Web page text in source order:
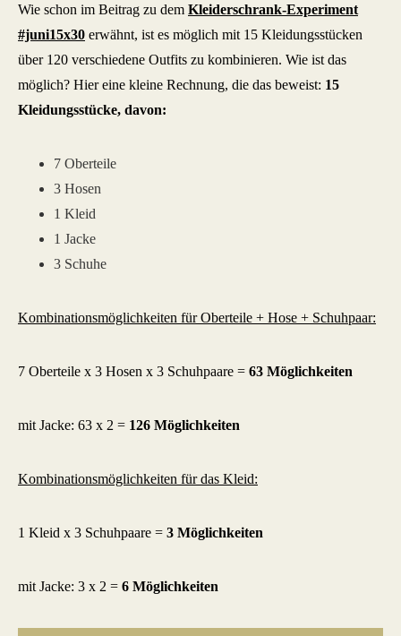
Wie schon im Beitrag zu dem Kleiderschrank-Experiment
#juni15x30 erwähnt, ist es möglich mit 15 Kleidungsstücken
über 120 verschiedene Outfits zu kombinieren. Wie ist das
möglich? Hier eine kleine Rechnung, die das beweist: 15
Kleidungsstücke, davon:
7 Oberteile
3 Hosen
1 Kleid
1 Jacke
3 Schuhe
Kombinationsmöglichkeiten für Oberteile + Hose + Schuhpaar:
7 Oberteile x 3 Hosen x 3 Schuhpaare = 63 Möglichkeiten
mit Jacke: 63 x 2 = 126 Möglichkeiten
Kombinationsmöglichkeiten für das Kleid:
1 Kleid x 3 Schuhpaare = 3 Möglichkeiten
mit Jacke: 3 x 2 = 6 Möglichkeiten